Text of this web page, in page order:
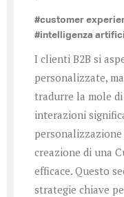
#customer
#intelligenza
I clienti B2B si
personalizzate,
tradurre la mole
interazioni
creazione di una
efficace. Questo
strategie chiave